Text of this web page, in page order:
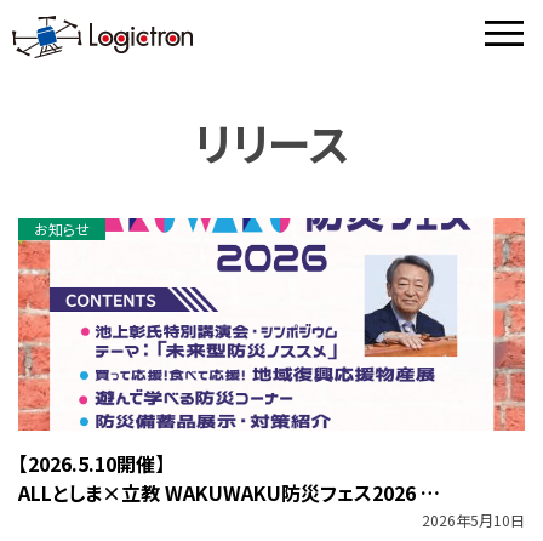
menu
リリース
お知らせ
【2026.5.10開催】
ALLとしま×立教 WAKUWAKU防災フェス2026
2026年5月10日